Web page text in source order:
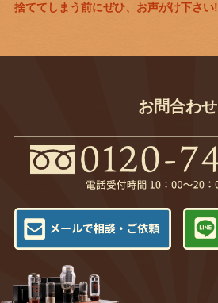
捨ててしまう前にぜひ、お声がけ下さい!
お問合わせ